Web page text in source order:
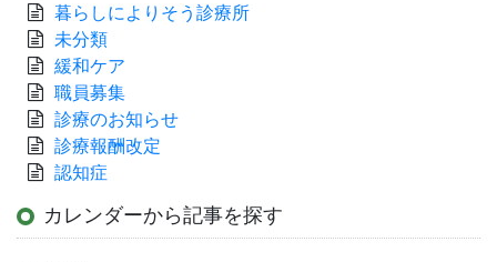
暮らしによりそう診療所
未分類
緩和ケア
職員募集
診療のお知らせ
診療報酬改定
認知症
カレンダーから記事を探す